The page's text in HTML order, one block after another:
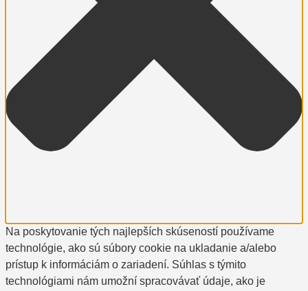
Na poskytovanie tých najlepších skúseností používame
technológie, ako sú súbory cookie na ukladanie a/alebo
prístup k informáciám o zariadení. Súhlas s týmito
technológiami nám umožní spracovávať údaje, ako je